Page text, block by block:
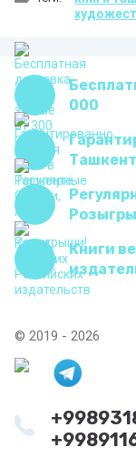
000
Книги
© 2019 - 2026